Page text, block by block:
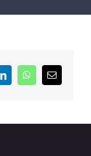
LinkedInWhatsAppCorreo